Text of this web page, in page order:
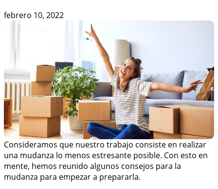
febrero 10, 2022
Consideramos que nuestro trabajo consiste en realizar
una mudanza lo menos estresante posible. Con esto en
mente, hemos reunido algunos consejos para la
mudanza para empezar a prepararla.